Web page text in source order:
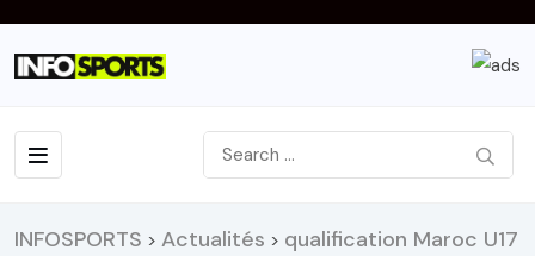
INFOSPORTS > Actualités > qualification Maroc U17